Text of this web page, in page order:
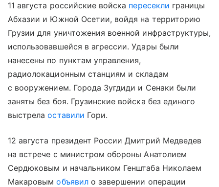
11 августа российские войска пересекли границы
Абхазии и Южной Осетии, войдя на территорию
Грузии для уничтожения военной инфраструктуры,
использовавшейся в агрессии. Удары были
нанесены по пунктам управления,
радиолокационным станциям и складам
с вооружением. Города Зугдиди и Сенаки были
заняты без боя. Грузинские войска без единого
выстрелаоставили Гори.
12 августа президент России Дмитрий Медведев
на встрече с министром обороны Анатолием
Сердюковым и начальником Генштаба Николаем
Макаровымобъявило завершении операции